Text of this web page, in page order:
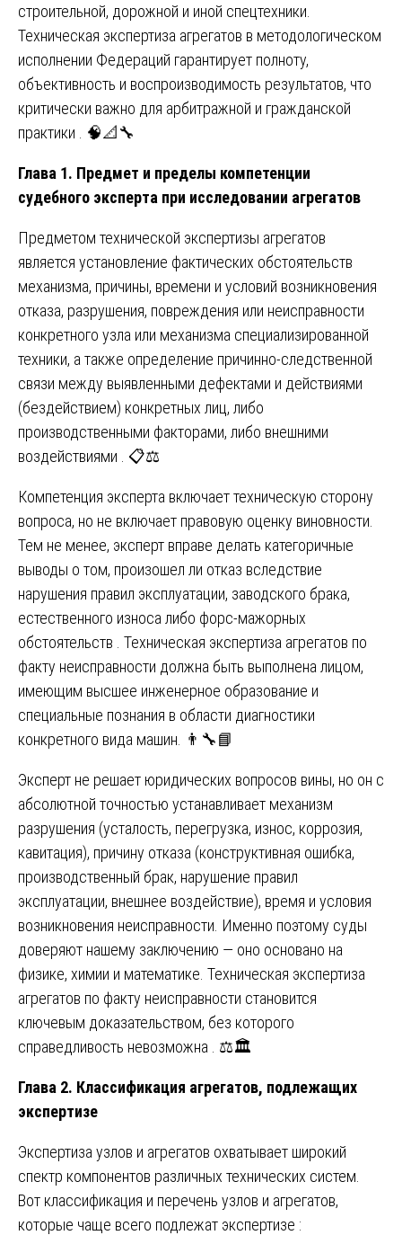
строительной, дорожной и иной спецтехники.
Техническая экспертиза агрегатов в методологическом
исполнении Федераций гарантирует полноту,
объективность и воспроизводимость результатов, что
критически важно для арбитражной и гражданской
практики . 🧠📐🔧
Глава 1. Предмет и пределы компетенции
судебного эксперта при исследовании агрегатов
Предметом технической экспертизы агрегатов
является установление фактических обстоятельств
механизма, причины, времени и условий возникновения
отказа, разрушения, повреждения или неисправности
конкретного узла или механизма специализированной
техники, а также определение причинно-следственной
связи между выявленными дефектами и действиями
(бездействием) конкретных лиц, либо
производственными факторами, либо внешними
воздействиями . 📋⚖️
Компетенция эксперта включает техническую сторону
вопроса, но не включает правовую оценку виновности.
Тем не менее, эксперт вправе делать категоричные
выводы о том, произошел ли отказ вследствие
нарушения правил эксплуатации, заводского брака,
естественного износа либо форс-мажорных
обстоятельств . Техническая экспертиза агрегатов по
факту неисправности должна быть выполнена лицом,
имеющим высшее инженерное образование и
специальные познания в области диагностики
конкретного вида машин. 👨‍🔧📘
Эксперт не решает юридических вопросов вины, но он с
абсолютной точностью устанавливает механизм
разрушения (усталость, перегрузка, износ, коррозия,
кавитация), причину отказа (конструктивная ошибка,
производственный брак, нарушение правил
эксплуатации, внешнее воздействие), время и условия
возникновения неисправности. Именно поэтому суды
доверяют нашему заключению — оно основано на
физике, химии и математике. Техническая экспертиза
агрегатов по факту неисправности становится
ключевым доказательством, без которого
справедливость невозможна . ⚖️🏛️
Глава 2. Классификация агрегатов, подлежащих
экспертизе
Экспертиза узлов и агрегатов охватывает широкий
спектр компонентов различных технических систем.
Вот классификация и перечень узлов и агрегатов,
которые чаще всего подлежат экспертизе :